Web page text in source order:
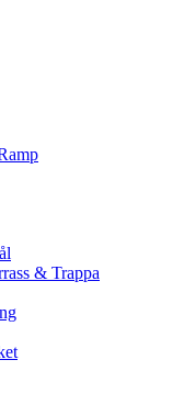
& Trappa